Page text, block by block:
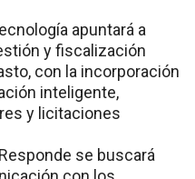
apuntará a
y fiscalización
con la incorporación
inteligente,
y licitaciones
se buscará